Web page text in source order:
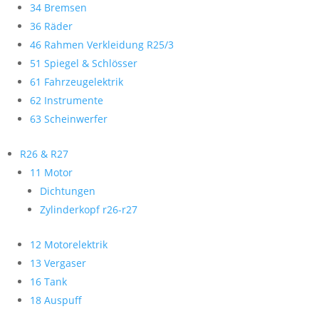
34 Bremsen
36 Räder
46 Rahmen Verkleidung R25/3
51 Spiegel & Schlösser
61 Fahrzeugelektrik
62 Instrumente
63 Scheinwerfer
R26 & R27
11 Motor
Dichtungen
Zylinderkopf r26-r27
12 Motorelektrik
13 Vergaser
16 Tank
18 Auspuff